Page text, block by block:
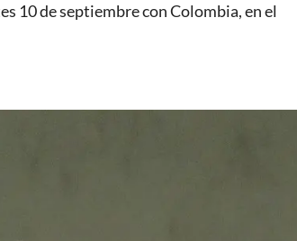
10 de septiembre con Colombia, en el